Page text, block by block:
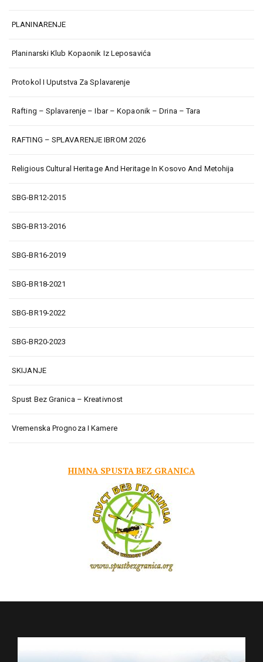
PLANINARENJE
Planinarski Klub Kopaonik Iz Leposavića
Protokol I Uputstva Za Splavarenje
Rafting – Splavarenje – Ibar – Kopaonik – Drina – Tara
RAFTING – SPLAVARENJE IBROM 2026
Religious Cultural Heritage And Heritage In Kosovo And Metohija
SBG-BR12-2015
SBG-BR13-2016
SBG-BR16-2019
SBG-BR18-2021
SBG-BR19-2022
SBG-BR20-2023
SKIJANJE
Spust Bez Granica – Kreativnost
Vremenska Prognoza I Kamere
HIMNA SPUSTA BEZ GRANICA